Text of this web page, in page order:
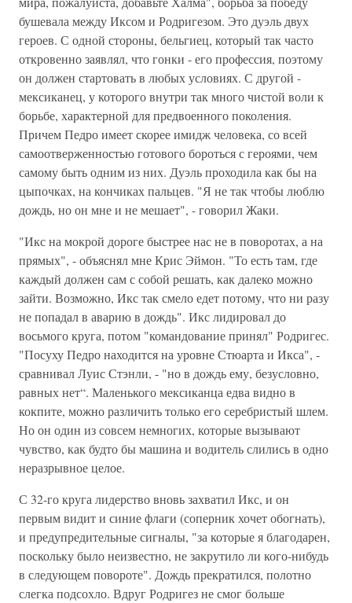
бушевала между Иксом и Родригезом. Это дуэль двух
героев. С одной стороны, бельгиец, который так часто
откровенно заявлял, что гонки - его профессия, поэтому
он должен стартовать в любых условиях. С другой -
мексиканец, у которого внутри так много чистой воли к
борьбе, характерной для предвоенного поколения.
Причем Педро имеет скорее имидж человека, со всей
самоотверженностью готового бороться с героями, чем
самому быть одним из них. Дуэль проходила как бы на
цыпочках, на кончиках пальцев. "Я не так чтобы люблю
дождь, но он мне и не мешает", - говорил Жаки.
"Икс на мокрой дороге быстрее нас не в поворотах, а на
прямых", - объяснял мне Крис Эймон. "То есть там, где
каждый должен сам с собой решать, как далеко можно
зайти. Возможно, Икс так смело едет потому, что ни разу
не попадал в аварию в дождь". Икс лидировал до
восьмого круга, потом "командование принял" Родригес.
"Посуху Педро находится на уровне Стюарта и Икса", -
сравнивал Луис Стэнли, - "но в дождь ему, безусловно,
равных нет“. Маленького мексиканца едва видно в
кокпите, можно различить только его серебристый шлем.
Но он один из совсем немногих, которые вызывают
чувство, как будто бы машина и водитель слились в одно
неразрывное целое.
С 32-го круга лидерство вновь захватил Икс, и он
первым видит и синие флаги (соперник хочет обогнать),
и предупредительные сигналы, "за которые я благодарен,
поскольку было неизвестно, не закрутило ли кого-нибудь
в следующем повороте". Дождь прекратился, полотно
слегка подсохло. Вдруг Родригез не смог больше